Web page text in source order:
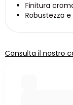
Finitura
Robustezza
Consulta il nostro